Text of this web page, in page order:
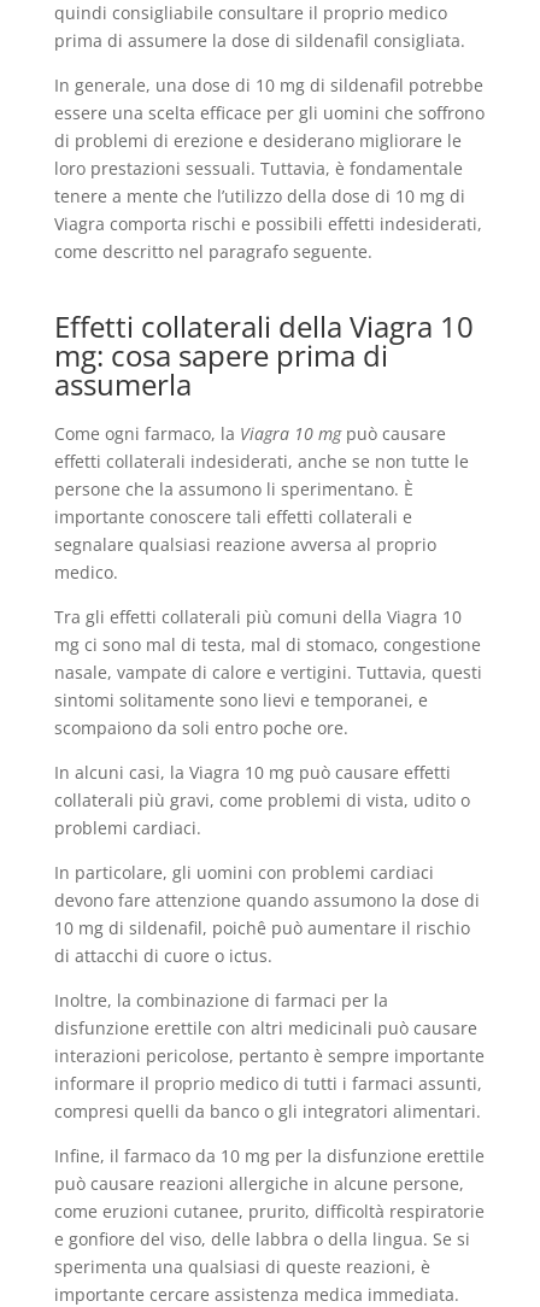
quindi consigliabile consultare il proprio medico
prima di assumere la dose di sildenafil consigliata.
In generale, una dose di 10 mg di sildenafil potrebbe
essere una scelta efficace per gli uomini che soffrono
di problemi di erezione e desiderano migliorare le
loro prestazioni sessuali. Tuttavia, è fondamentale
tenere a mente che l’utilizzo della dose di 10 mg di
Viagra comporta rischi e possibili effetti indesiderati,
come descritto nel paragrafo seguente.
Effetti collaterali della Viagra 10
mg: cosa sapere prima di
assumerla
Come ogni farmaco, la Viagra 10 mgpuò causare
effetti collaterali indesiderati, anche se non tutte le
persone che la assumono li sperimentano. È
importante conoscere tali effetti collaterali e
segnalare qualsiasi reazione avversa al proprio
medico.
Tra gli effetti collaterali più comuni della Viagra 10
mg ci sono mal di testa, mal di stomaco, congestione
nasale, vampate di calore e vertigini. Tuttavia, questi
sintomi solitamente sono lievi e temporanei, e
scompaiono da soli entro poche ore.
In alcuni casi, la Viagra 10 mg può causare effetti
collaterali più gravi, come problemi di vista, udito o
problemi cardiaci.
In particolare, gli uomini con problemi cardiaci
devono fare attenzione quando assumono la dose di
10 mg di sildenafil, poichê può aumentare il rischio
di attacchi di cuore o ictus.
Inoltre, la combinazione di farmaci per la
disfunzione erettile con altri medicinali può causare
interazioni pericolose, pertanto è sempre importante
informare il proprio medico di tutti i farmaci assunti,
compresi quelli da banco o gli integratori alimentari.
Infine, il farmaco da 10 mg per la disfunzione erettile
può causare reazioni allergiche in alcune persone,
come eruzioni cutanee, prurito, difficoltà respiratorie
e gonfiore del viso, delle labbra o della lingua. Se si
sperimenta una qualsiasi di queste reazioni, è
importante cercare assistenza medica immediata.